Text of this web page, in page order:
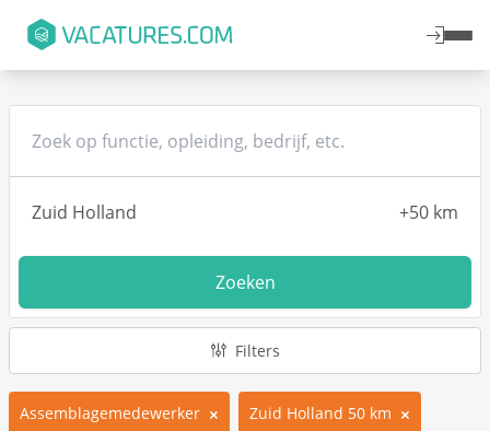
Zoeken
Filters
Assemblagemedewerker Zuid Holland 50 km